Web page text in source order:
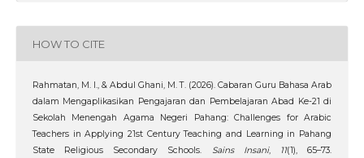
HOW TO CITE
Rahmatan, M. I., & Abdul Ghani, M. T. (2026). Cabaran Guru Bahasa Arab
dalam Mengaplikasikan Pengajaran dan Pembelajaran Abad Ke-21 di
Sekolah Menengah Agama Negeri Pahang: Challenges for Arabic
Teachers in Applying 21st Century Teaching and Learning in Pahang
State Religious Secondary Schools.
Sains Insani, 11(1), 65–73.